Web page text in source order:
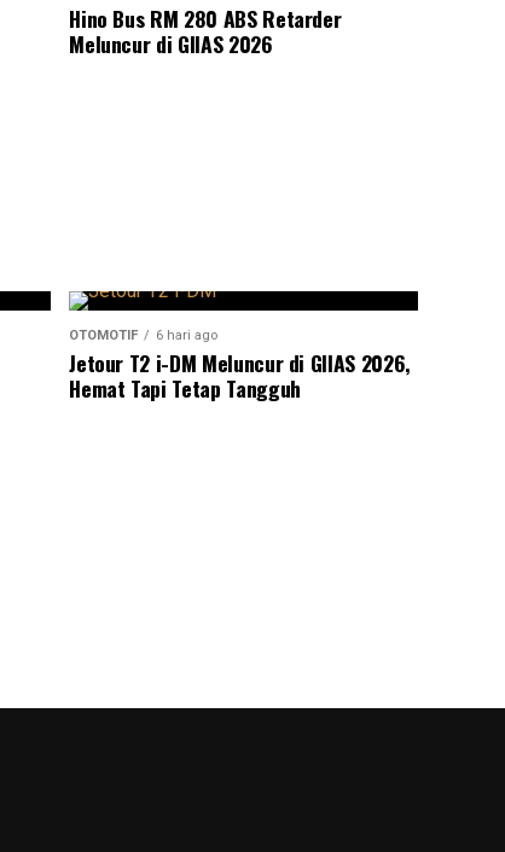
Hino Bus RM 280 ABS Retarder
Meluncur di GIIAS 2026
OTOMOTIF 6 hari ago
Jetour T2 i-DM Meluncur di GIIAS 2026,
Hemat Tapi Tetap Tangguh